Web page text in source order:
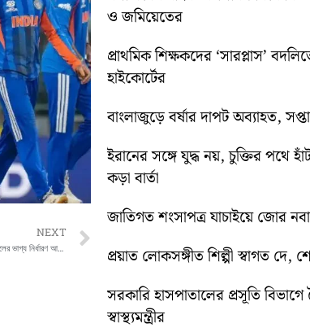
NEXT
ইডেনে ভারত-ওয়েস্ট ইন্ডিজ মহারণ, সেমিফাইনালের ভাগ্য নির্ধারণ আজই
ও জমিয়েতের
প্রাথমিক শিক্ষকদের ‘সারপ্লাস’
হাইকোর্টের
বাংলাজুড়ে বর্ষার দাপট অব্যাহত,
ইরানের সঙ্গে যুদ্ধ নয়, চুক্তির পথে
কড়া বার্তা
জাতিগত শংসাপত্র যাচাইয়ে জোর
প্রয়াত লোকসঙ্গীত শিল্পী স্বাগত দে,
সরকারি হাসপাতালের প্রসূতি বিভাগে
স্বাস্থ্যমন্ত্রীর